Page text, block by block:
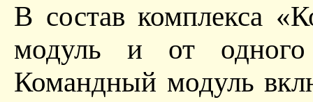
В состав комплекса
модуль и от
Командный модуль